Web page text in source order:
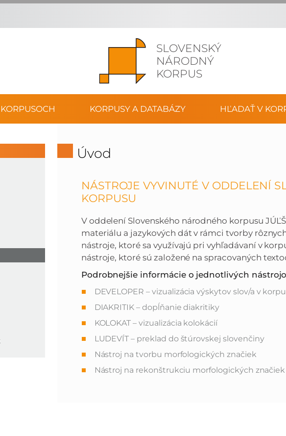
SLOVENSKÝ
NÁRODNÝ
KORPUS
KORPUSY A DATABÁZY HĽADAŤ V
Úvod
NÁSTROJE VYVINUTÉ V ODDELENÍ
KORPUSU
V oddelení Slovenského národného korpusu
materiálu a jazykových dát v rámci tvorby
nástroje, ktoré sa využívajú pri vyhľadávaní v
nástroje, ktoré sú založené na spracovaných
Podrobnejšie informácie o jednotlivých
DEVELOPER – vizualizácia výskytov slov/a v
DIAKRITIK – dopĺňanie diakritiky
KOLOKAT – vizualizácia kolokácií
LUDEVÍT – preklad do štúrovskej slovenčiny
Nástroj na tvorbu morfologických značiek
Nástroj na rekonštrukciu morfologických značiek